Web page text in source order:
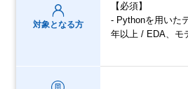
対象となる方
【必須】
- Pythonを用いた
年以上 / EDA、モ